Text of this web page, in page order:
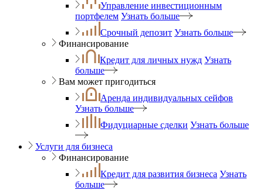
Управление инвестиционным
портфелем Узнать больше
Срочный депозит Узнать больше
Финансирование
Кредит для личных нужд Узнать
больше
Вам может пригодиться
Аренда индивидуальных сейфов
Узнать больше
Фидуциарные сделки Узнать больше
Услуги для бизнеса
Финансирование
Кредит для развития бизнеса Узнать
больше